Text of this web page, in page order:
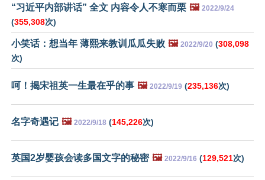
“习近平内部讲话” 全文 内容令人不寒而栗 🖼️ 2022/9/24
(355,308次)
小笑话：想当年 薄熙来教训瓜瓜失败 🖼️ 2022/9/20 (308,098
次)
呵！揭宋祖英一生最在乎的事 🖼️ 2022/9/19 (235,136次)
名字奇遇记 🖼️ 2022/9/18 (145,226次)
英国2岁婴孩会读多国文字的秘密 🖼️ 2022/9/16 (129,521次)